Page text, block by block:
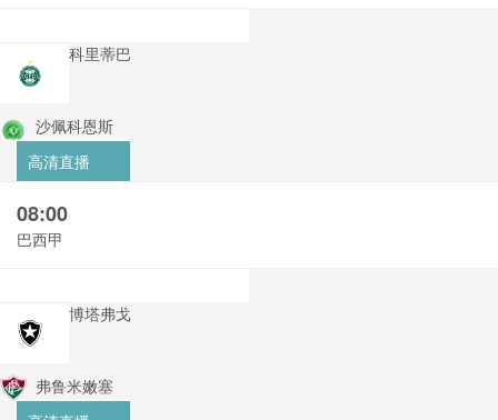
科里蒂巴
沙佩科恩斯
高清直播
08:00
巴西甲
博塔弗戈
弗鲁米嫩塞